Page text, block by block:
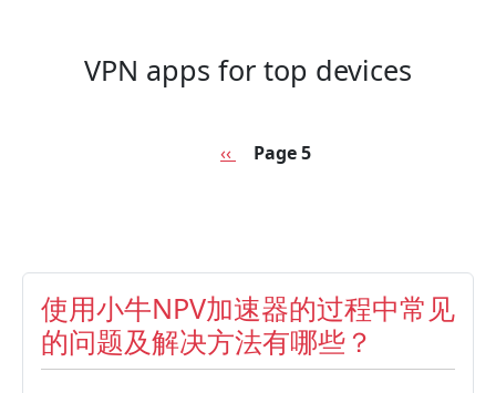
VPN apps for top devices
Previous page
‹‹ Page 5
使用小牛NPV加速器的过程中常见
的问题及解决方法有哪些？